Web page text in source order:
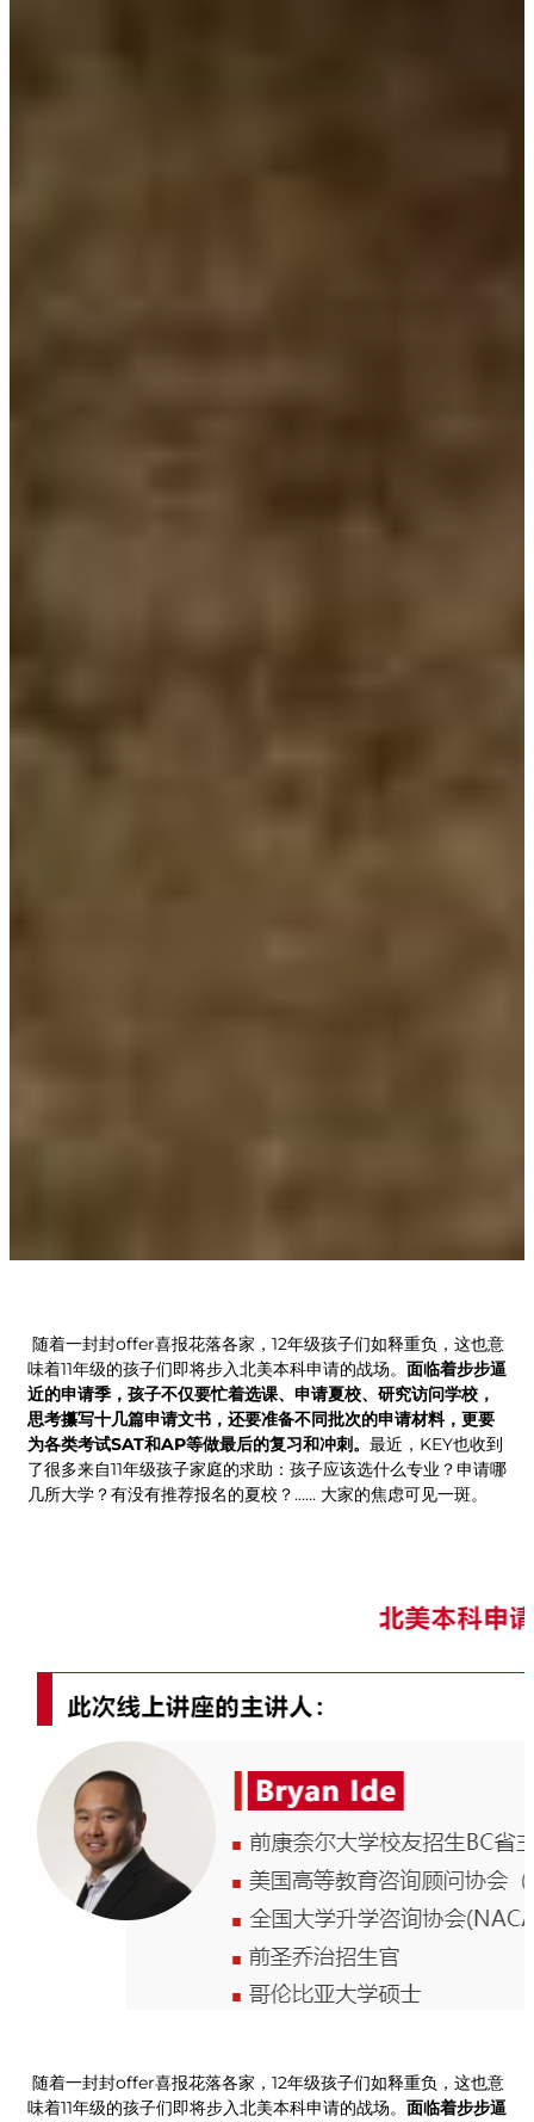
随着一封封offer喜报花落各家，12年级孩子们如释重负，这也意
味着11年级的孩子们即将步入北美本科申请的战场。 面临着步步逼
近的申请季，孩子不仅要忙着选课、申请夏校、研究访问学校，
思考攥写十几篇申请文书，还要准备不同批次的申请材料，更要
为各类考试SAT和AP等做最后的复习和冲刺。 最近，KEY也收到
了很多来自11年级孩子家庭的求助：孩子应该选什么专业？申请哪
几所大学？有没有推荐报名的夏校？…… 大家的焦虑可见一斑。
随着一封封offer喜报花落各家，12年级孩子们如释重负，这也意
味着11年级的孩子们即将步入北美本科申请的战场。 面临着步步逼